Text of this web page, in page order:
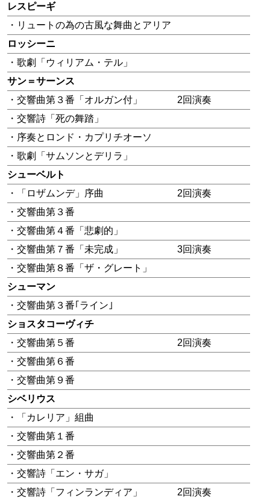
レスピーギ
・リュートの為の古風な舞曲とアリア
ロッシーニ
・歌劇「ウィリアム・テル」
サン＝サーンス
・交響曲第３番「オルガン付」
2回演奏
・交響詩「死の舞踏」
・序奏とロンド・カプリチオーソ
・歌劇「サムソンとデリラ」
シューベルト
・「ロザムンデ」序曲
2回演奏
・交響曲第３番
・交響曲第４番「悲劇的」
・交響曲第７番「未完成」
3回演奏
・交響曲第８番「ザ・グレート」
シューマン
・交響曲第３番｢ライン｣
ショスタコーヴィチ
・交響曲第５番
2回演奏
・交響曲第６番
・交響曲第９番
シベリウス
・「カレリア」組曲
・交響曲第１番
・交響曲第２番
・交響詩「エン・サガ」
・交響詩「フィンランディア」
2回演奏